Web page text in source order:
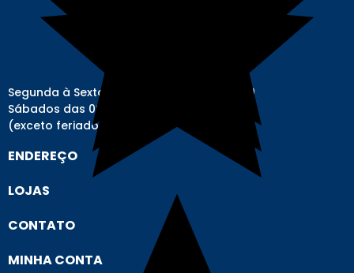
Segunda à Sexta-feira das 08h00 às 17h00
Sábados das 08h00 às 12h00
(exceto feriados)
ENDEREÇO
LOJAS
CONTATO
MINHA CONTA